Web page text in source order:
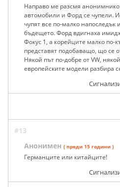
Направо ме разсмя анонимнико
автомобили и Форд се чупели.
чупят все по-малко напоследък
бъдещето. Форд вдигнаха
Фокус 1, а корейците малко по-
представят подобаващо, що се
Някой път по-добре от VW,
европейските модели разбира
#13
Анонимен ( преди 15 години )
Германците или китайците!